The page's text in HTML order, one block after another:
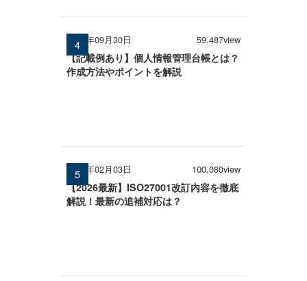
2025年09月30日 59,487view
【記載例あり】個人情報管理台帳とは？
作成方法やポイントを解説
2026年02月03日 100,080view
【2026最新】ISO27001改訂内容を徹底
解説！最新の追補対応は？